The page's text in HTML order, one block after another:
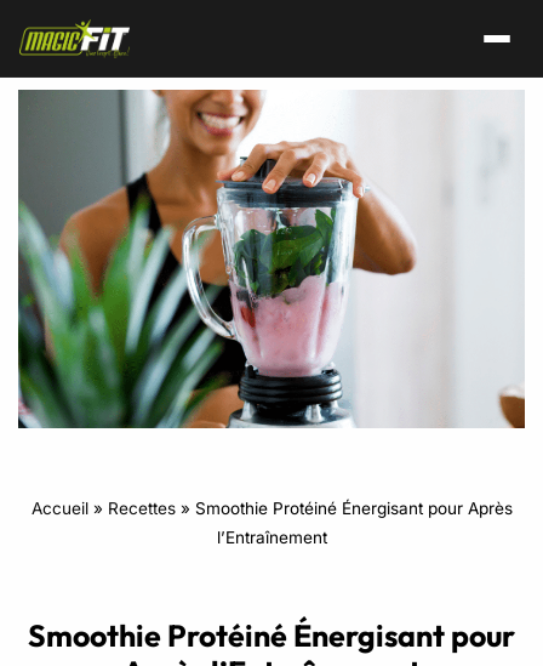
Accueil» Recettes» Smoothie Protéiné Énergisant pour Après
l’Entraînement
Smoothie Protéiné Énergisant pour